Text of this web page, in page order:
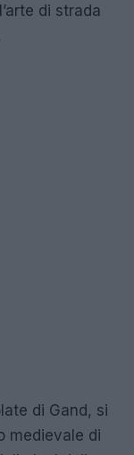
di strada
di Gand, si
medievale di